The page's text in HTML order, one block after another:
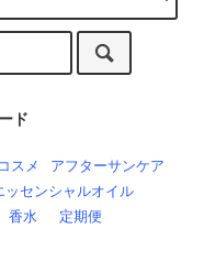
ド
スメ
アフターサンケア
ッセンシャルオイル
香水 定期便